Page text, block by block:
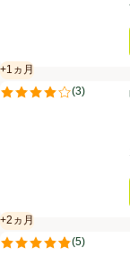
明治 アポロ チョコレ
+1ヵ月
賞味・消費期限保証
(3)
評価は3件のレビュー
ミツカン カンタン酢
+2ヵ月
賞味・消費期限保証
(5)
評価は5件のレビュー